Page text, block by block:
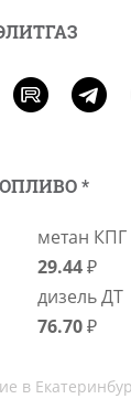
*
метан КПГ
29.44₽
дизель ДТ
76.70₽
в